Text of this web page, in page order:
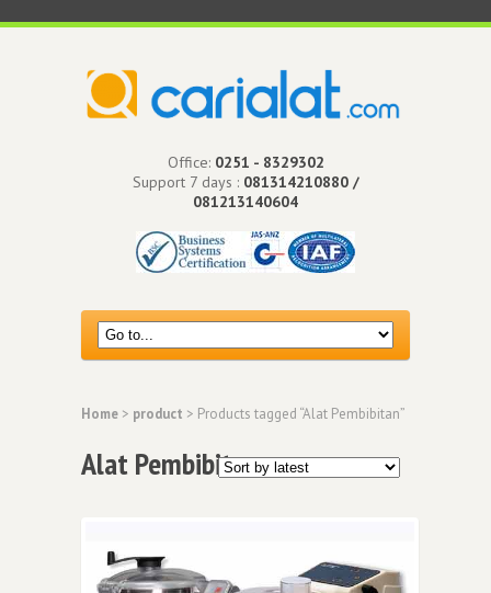
Office: 0251 - 8329302
Support 7 days : 081314210880 /
081213140604
Home > product > Products tagged “Alat Pembibitan”
Alat Pembibitan